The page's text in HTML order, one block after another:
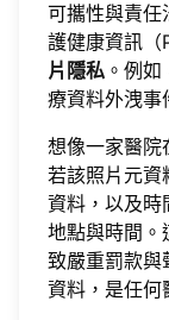
可攜性與責任
護健康資訊（
片隱私 。例
療資料外洩事
想像一家醫院
若該照片元資
資料，以及時
地點與時間。
致嚴重罰款與
資料，是任何